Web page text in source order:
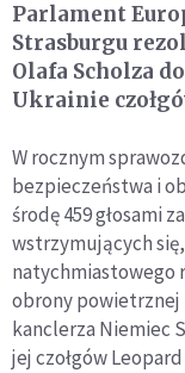
Parlament
Strasburgu
Olafa Scholza
Ukrainie
W rocznym
bezpieczeństwa i
środę 459 głosami
wstrzymujących
natychmiastowego
obrony powietrznej
kanclerza Niemiec
jej czołgów Leopard